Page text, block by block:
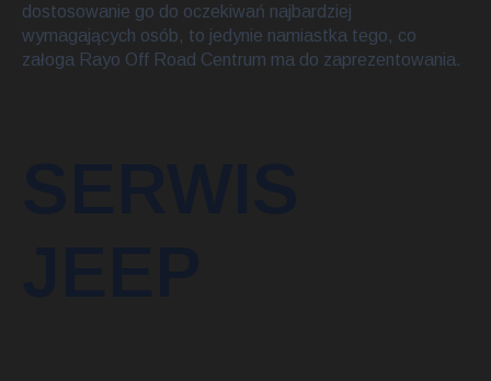
dostosowanie go do oczekiwań najbardziej
wymagających osób, to jedynie namiastka tego, co
załoga Rayo Off Road Centrum ma do zaprezentowania.